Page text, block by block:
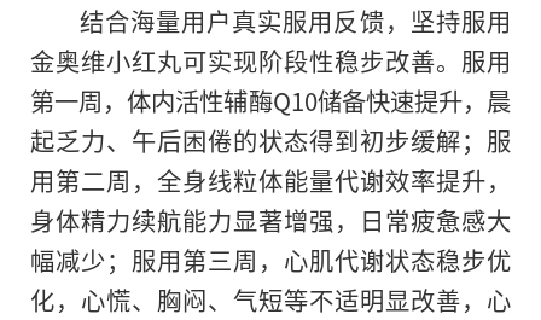
结合海量用户真实服用反馈，坚持服用
金奥维小红丸可实现阶段性稳步改善。服用
第一周，体内活性辅酶Q10储备快速提升，晨
起乏力、午后困倦的状态得到初步缓解；服
用第二周，全身线粒体能量代谢效率提升，
身体精力续航能力显著增强，日常疲惫感大
幅减少；服用第三周，心肌代谢状态稳步优
化，心慌、胸闷、气短等不适明显改善，心